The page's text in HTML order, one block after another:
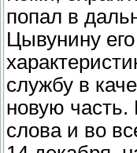
попал в
Цывунину
службу в
новую
слова и во